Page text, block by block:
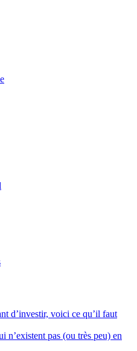
d’investir, voici ce qu’il faut
n’existent pas (ou très peu) en